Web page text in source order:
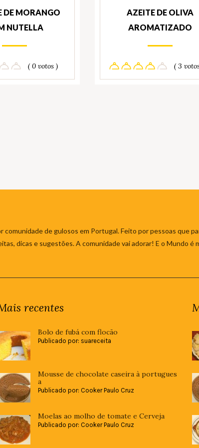
DE MORANGO
NUTELLA
( 0 votos )
AZEITE DE OLIVA
AROMATIZADO
( 3
comunidade de gulosos em Portugal. Feito por pessoas que
dicas e sugestões. A comunidade vai adorar! E o Mundo é
recentes
Bolo de fubá com flocão
Publicado por: suareceita
Mousse de chocolate caseira à portugues
a
Publicado por: Cooker Paulo Cruz
Moelas ao molho de tomate e Cerveja
Publicado por: Cooker Paulo Cruz